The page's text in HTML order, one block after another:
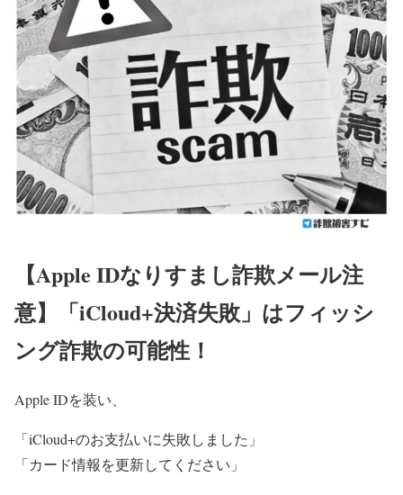
【Apple IDなりすまし詐欺メール注
意】「iCloud+決済失敗」はフィッシ
ング詐欺の可能性！
Apple IDを装い、
「iCloud+のお支払いに失敗しました」
「カード情報を更新してください」